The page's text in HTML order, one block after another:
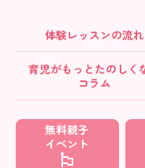
体験レッスンの流れ
育児がもっとたのしく
コラム
無料親子
イベント